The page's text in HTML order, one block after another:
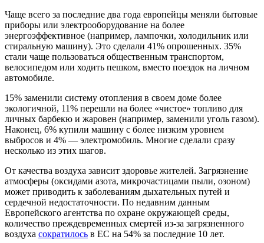
Чаще всего за последние два года европейцы меняли бытовые
приборы или электрооборудование на более
энергоэффективное (например, лампочки, холодильник или
стиральную машину). Это сделали 41% опрошенных. 35%
стали чаще пользоваться общественным транспортом,
велосипедом или ходить пешком, вместо поездок на личном
автомобиле.
15% заменили систему отопления в своем доме более
экологичной, 11% перешли на более «чистое» топливо для
личных барбекю и жаровен (например, заменили уголь газом).
Наконец, 6% купили машину с более низким уровнем
выбросов и 4% — электромобиль. Многие сделали сразу
несколько из этих шагов.
От качества воздуха зависит здоровье жителей. Загрязнение
атмосферы (оксидами азота, микрочастицами пыли, озоном)
может приводить к заболеваниям дыхательных путей и
сердечной недостаточности. По недавним данным
Европейского агентства по охране окружающей среды,
количество преждевременных смертей из-за загрязненного
воздуха сократилось в ЕС на 54% за последние 10 лет.